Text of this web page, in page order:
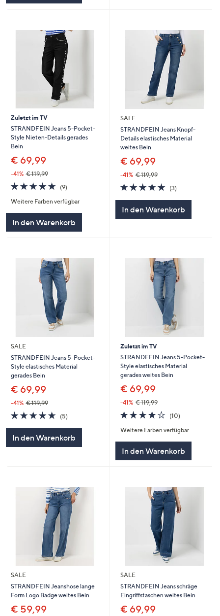
Zuletzt im TV
STRANDFEIN Jeans 5-Pocket-
Style Nieten-Details gerades
Bein
€ 69,99
-41% € 119,99
4.7
von
5
(9)9
Weitere Farben verfügbar
In den Warenkorb
SALE
STRANDFEIN Jeans Knopf-
Details elastisches Material
weites Bein
€ 69,99
-41% € 119,99
4.7
von
(3)3
In den Warenkorb
SALE
STRANDFEIN Jeans 5-Pocket-
Style elastisches Material
gerades Bein
€ 69,99
-41% € 119,99
4.6
von
5
(5)
In den Warenkorb
Zuletzt im TV
STRANDFEIN Jeans 5-Pocket-
Style elastisches Material
gerades weites Bein
€ 69,99
-41% € 119,99
4.2
von
5
(10)10
Weitere Farben verfügbar
In den Warenkorb
SALE
STRANDFEIN Jeanshose lange
Form Logo Badge weites Bein
€ 59,99
SALE
STRANDFEIN Jeans schräge
Eingriffstaschen weites Bein
€ 69,99